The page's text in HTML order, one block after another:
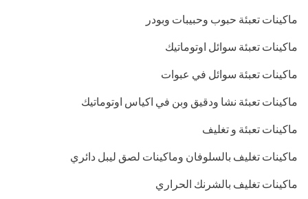
ماكينات تعبئة حبوب وحبيبات وبودر
ماكينات تعبئة سوائل اوتوماتيك
ماكينات تعبئة سوائل في عبوات
ماكينات تعبئة نشا ودقيق وبن في اكياس اوتوماتيك
ماكينات تعبئة و تغليف
ماكينات تغليف بالسلوفان وماكينات لصق ليبل دائري
ماكينات تغليف بالشرنك الحراري